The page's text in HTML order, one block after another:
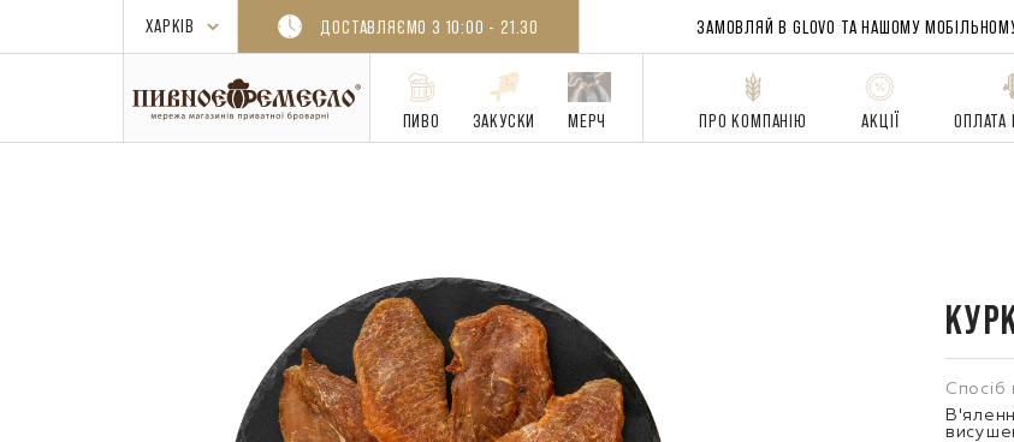
ДОСТАВЛЯЄМО З 10:00 - 21.30 ЗАМОВЛЯЙ В GLOVO ТА НАШОМУ
ПИВО ЗАКУСКИ МЕРЧ ПРО КОМПАНІЮ АКЦІЇ ОПЛАТА
Спосіб